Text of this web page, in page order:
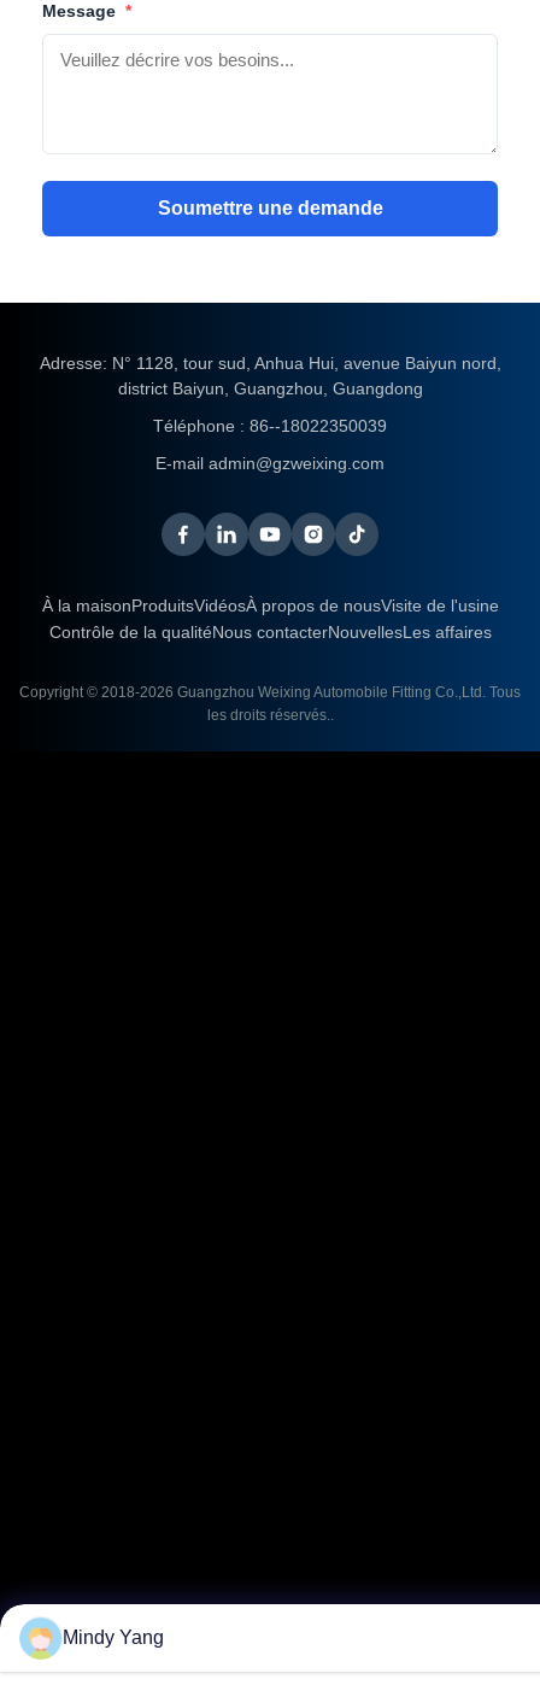
Message *
Soumettre une demande
Adresse: N° 1128, tour sud, Anhua Hui, avenue Baiyun nord,
district Baiyun, Guangzhou, Guangdong
Téléphone : 86--18022350039
E-mail admin@gzweixing.com
À la maisonProduitsVidéosÀ propos de nousVisite de l'usine
Contrôle de la qualitéNous contacterNouvellesLes affaires
Copyright © 2018-2026 Guangzhou Weixing Automobile Fitting Co.,Ltd. Tous
les droits réservés..
Mindy Yang